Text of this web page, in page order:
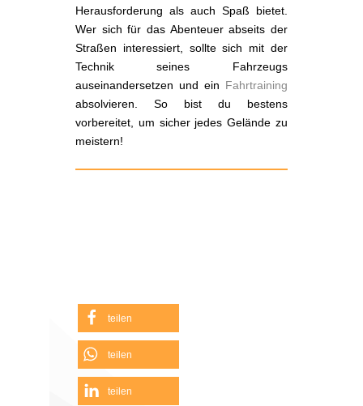
Herausforderung als auch Spaß bietet.
Wer sich für das Abenteuer abseits der
Straßen interessiert, sollte sich mit der
Technik seines Fahrzeugs
auseinandersetzen und ein Fahrtraining
absolvieren. So bist du bestens
vorbereitet, um sicher jedes Gelände zu
meistern!
teilen
teilen
teilen